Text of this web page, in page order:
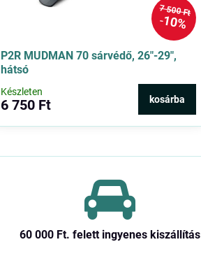
7 500 Ft
10%
P2R MUDMAN 70 sárvédő, 26″-29″,
hátsó
Készleten
6 750 Ft kosárba
60 000 Ft​. felett ingyenes kiszállítás